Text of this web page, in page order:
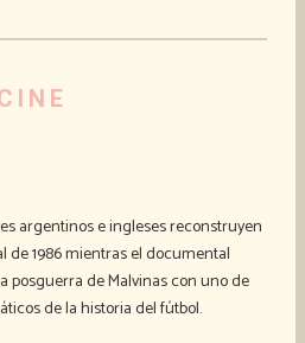
argentinos e ingleses reconstruyen
1986 mientras el documental
posguerra de Malvinas con uno de
de la historia del fútbol.